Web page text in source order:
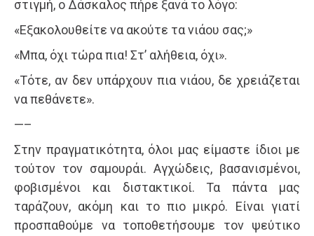
στιγμή, ο Δάσκαλος πήρε ξανά το λόγο:
«Εξακολουθείτε να ακούτε τα νιάου σας;»
«Μπα, όχι τώρα πια! Στ’ αλήθεια, όχι».
«Τότε, αν δεν υπάρχουν πια νιάου, δε χρειάζεται
να πεθάνετε».
—–
Στην πραγματικότητα, όλοι μας είμαστε ίδιοι με
τούτον τον σαμουράι. Αγχώδεις, βασανισμένοι,
φοβισμένοι και διστακτικοί. Τα πάντα μας
ταράζουν, ακόμη και το πιο μικρό. Είναι γιατί
προσπαθούμε να τοποθετήσουμε τον ψεύτικο